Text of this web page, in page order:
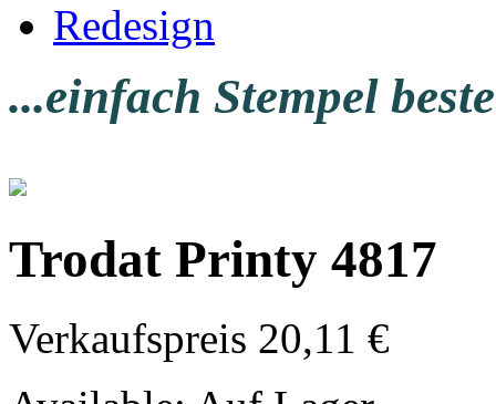
Redesign
...einfach Stempel
Trodat Printy 4817
Verkaufspreis 20,11 €